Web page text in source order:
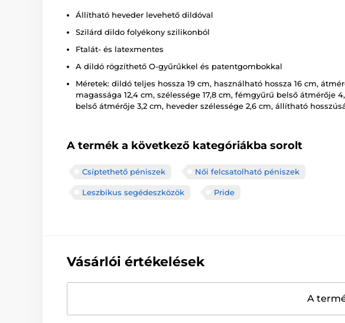
Állítható heveder levehető dildóval
Szilárd dildo folyékony szilikonból
Ftalát- és latexmentes
A dildó rögzíthető O-gyűrűkkel és patentgombokkal
Méretek: dildó teljes hossza 19 cm, használható hossza 16 cm,
magassága 12,4 cm, szélessége 17,8 cm, fémgyűrű belső átmérője
belső átmérője 3,2 cm, heveder szélessége 2,6 cm, állítható
A termék a következő kategóriákba sorolt
Csíptethető péniszek Női felcsatolható péniszek
Leszbikus segédeszközök Pride
Vásárlói értékelések
A